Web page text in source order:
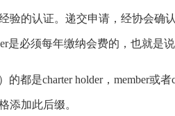
验的认证。递交申请，经协会确
是必须每年缴纳会费的，也就是说
是charter holder，member或者
添加此后缀。